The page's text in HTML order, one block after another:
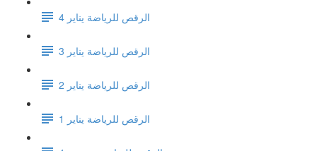
الرقص للرياضة يناير 4
الرقص للرياضة يناير 3
الرقص للرياضة يناير 2
الرقص للرياضة يناير 1